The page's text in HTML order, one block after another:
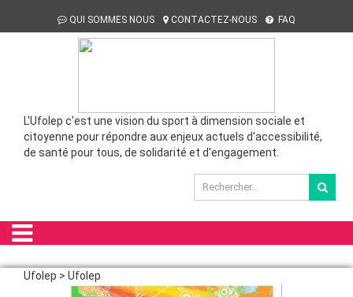
QUI SOMMES NOUS CONTACTEZ-NOUS FAQ
L'Ufolep c'est une vision du sport à dimension sociale et
citoyenne pour répondre aux enjeux actuels d'accessibilité,
de santé pour tous, de solidarité et d'engagement.
Ufolep > Ufolep